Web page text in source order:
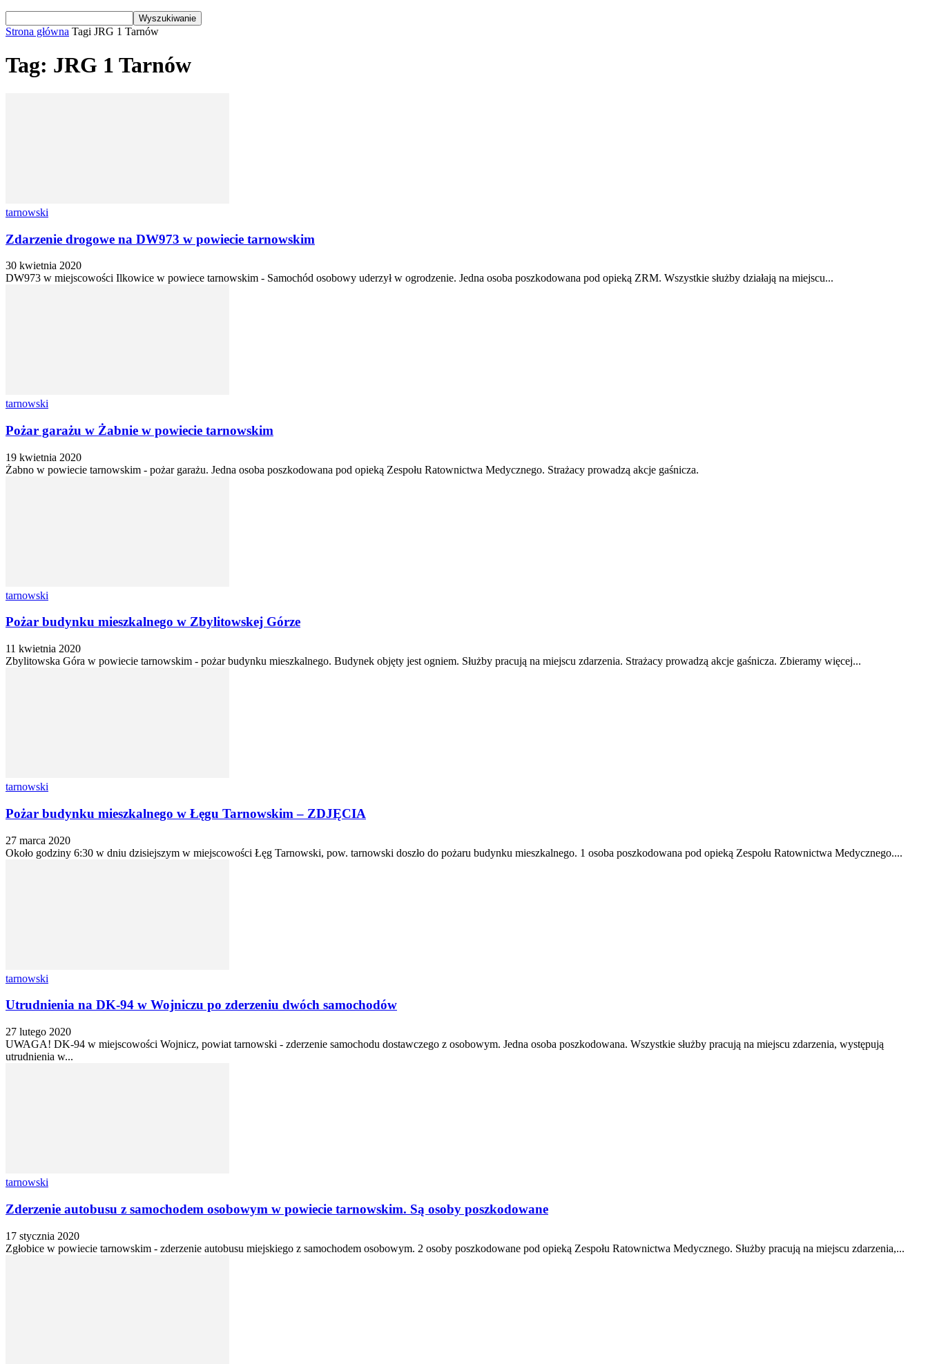
Strona główna Tagi JRG 1 Tarnów
Tag: JRG 1 Tarnów
tarnowski
Zdarzenie drogowe na DW973 w powiecie tarnowskim
30 kwietnia 2020
DW973 w miejscowości Ilkowice w powiece tarnowskim - Samochód osobowy uderzył w ogrodzenie. Jedna osoba poszkodowana pod opieką ZRM. Wszystkie służby działają na miejscu...
tarnowski
Pożar garażu w Żabnie w powiecie tarnowskim
19 kwietnia 2020
Żabno w powiecie tarnowskim - pożar garażu. Jedna osoba poszkodowana pod opieką Zespołu Ratownictwa Medycznego. Strażacy prowadzą akcje gaśnicza.
tarnowski
Pożar budynku mieszkalnego w Zbylitowskej Górze
11 kwietnia 2020
Zbylitowska Góra w powiecie tarnowskim - pożar budynku mieszkalnego. Budynek objęty jest ogniem. Służby pracują na miejscu zdarzenia. Strażacy prowadzą akcje gaśnicza. Zbieramy więcej...
tarnowski
Pożar budynku mieszkalnego w Łęgu Tarnowskim – ZDJĘCIA
27 marca 2020
Około godziny 6:30 w dniu dzisiejszym w miejscowości Łęg Tarnowski, pow. tarnowski doszło do pożaru budynku mieszkalnego. 1 osoba poszkodowana pod opieką Zespołu Ratownictwa Medycznego....
tarnowski
Utrudnienia na DK-94 w Wojniczu po zderzeniu dwóch samochodów
27 lutego 2020
UWAGA! DK-94 w miejscowości Wojnicz, powiat tarnowski - zderzenie samochodu dostawczego z osobowym. Jedna osoba poszkodowana. Wszystkie służby pracują na miejscu zdarzenia, występują
utrudnienia w...
tarnowski
Zderzenie autobusu z samochodem osobowym w powiecie tarnowskim. Są osoby poszkodowane
17 stycznia 2020
Zgłobice w powiecie tarnowskim - zderzenie autobusu miejskiego z samochodem osobowym. 2 osoby poszkodowane pod opieką Zespołu Ratownictwa Medycznego. Służby pracują na miejscu zdarzenia,...